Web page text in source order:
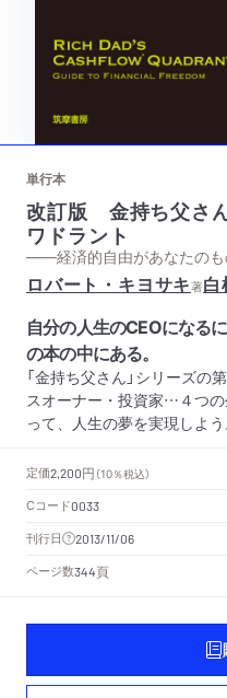
単行本
改訂版 金持ち父さ
ワドラント
——経済的自由があなたのも
ロバート・キヨサキ著白
自分の人生のCEOになる
の本の中にある。
「金持ち父さん」シリーズ
スオーナー・投資家…４つ
って、人生の夢を実現しよう
定価2,200円 （10％税込）
Cコード0033
刊行日
2013/11/06
ページ数344頁